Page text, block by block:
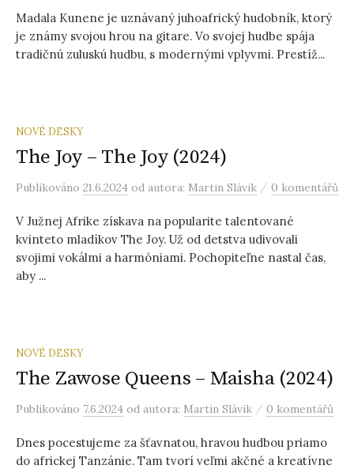
Madala Kunene je uznávaný juhoafrický hudobník, ktorý
je známy svojou hrou na gitare. Vo svojej hudbe spája
tradičnú zuluskú hudbu, s modernými vplyvmi. Prestíž...
NOVÉ DESKY
The Joy – The Joy (2024)
Publikováno 21.6.2024 od autora: Martin Slávik / 0 komentářů
V Južnej Afrike získava na popularite talentované
kvinteto mladíkov The Joy. Už od detstva udivovali
svojimi vokálmi a harmóniami. Pochopiteľne nastal čas,
aby ...
NOVÉ DESKY
The Zawose Queens – Maisha (2024)
Publikováno 7.6.2024 od autora: Martin Slávik / 0 komentářů
Dnes pocestujeme za šťavnatou, hravou hudbou priamo
do africkej Tanzánie. Tam tvorí veľmi akčné a kreatívne